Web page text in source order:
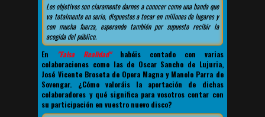
Los objetivos son claramente darnos a conocer como una banda que
va totalmente en serio, dispuestos a tocar en millones de lugares y
con mucha fuerza, esperando también por supuesto recibir la
acogida del público.
En
"Falsa Realidad"habéis contado con varias
colaboraciones como las de Oscar Sancho de Lujuria,
José Vicente Broseta de Opera Magna y Manolo Parra de
Sovengar. ¿Cómo valoráis la aportación de dichas
colaboradores y qué significa para vosotros contar con
su participación en vuestro nuevo disco?